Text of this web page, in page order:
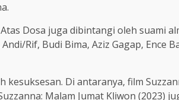
Dosa juga dibintangi oleh suami
Rif, Budi Bima, Aziz Gagap, Ence
Di antaranya, film
Malam Jumat Kliwon (2023)